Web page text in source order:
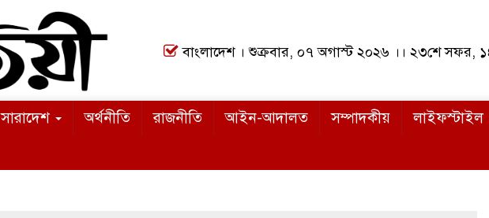
বাংলাদেশ । শুক্রবার, ০৭ অগাস্ট ২০২৬ ।। ২৩শে সফর,
সারাদেশ অর্থনীতি রাজনীতি আইন-আদালত সম্পাদকীয় লাইফস্টাইল